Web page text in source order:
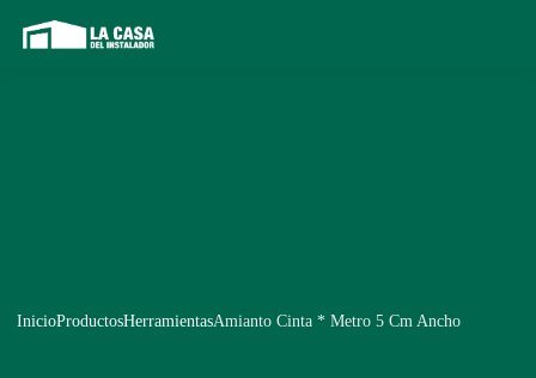
InicioProductosHerramientasAmianto Cinta * Metro 5 Cm Ancho